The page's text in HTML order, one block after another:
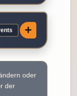
oder
der